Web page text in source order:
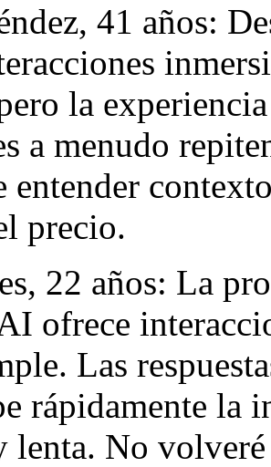
41 años:
la
a menudo
entender
precio.
22 años: La
ofrece
Las
rápidamente la
lenta. No